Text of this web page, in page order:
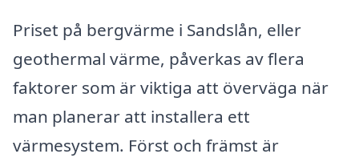
Priset på bergvärme i Sandslån, eller
geothermal värme, påverkas av flera
faktorer som är viktiga att överväga när
man planerar att installera ett
värmesystem. Först och främst är